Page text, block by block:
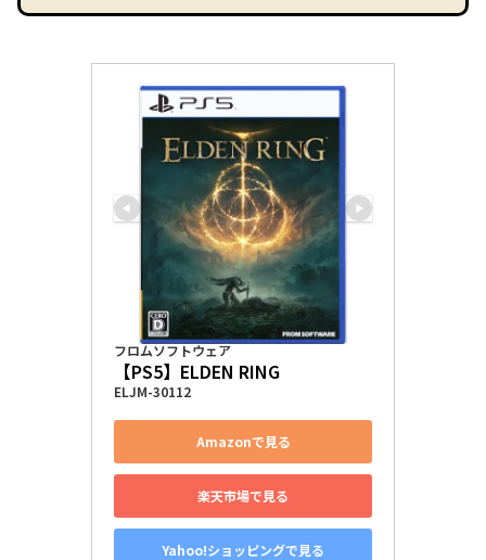
フロムソフトウェア
【PS5】ELDEN RING
ELJM-30112
Amazonで見る
楽天市場で見る
Yahoo!ショッピングで見る